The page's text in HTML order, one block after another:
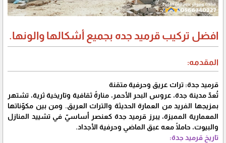
افضل تركيب قرميد جده بجميع أشكالها والونها.
المقدمه:
قرميد جدة: تراث عريق وحرفية متقنة
تُعدّ مدينة جدة، عروس البحر الأحمر، منارةً ثقافية وتاريخية ثرية، تشتهر
بمزيجها الفريد من العمارة الحديثة والتراث العريق. ومن بين مكوّناتها
المعمارية المميزة، يبرز قرميد جدة كعنصر أساسيّ في تشييد المنازل
والبيوت، حاملًا معه عبق الماضي وحرفية الأجداد.
تاريخ قرميد جدة: